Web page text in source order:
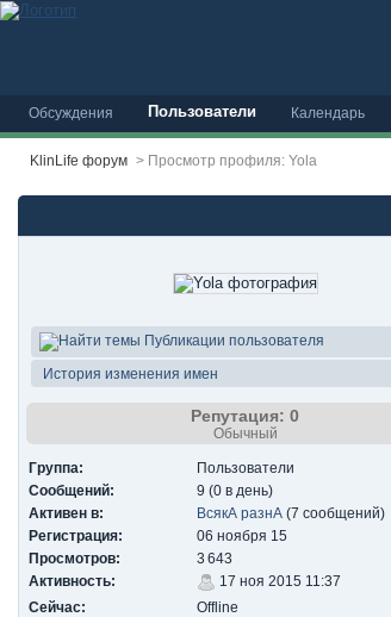
Обсуждения Пользователи Календарь
KlinLife форум > Просмотр профиля: Yola
Публикации пользователя
История изменения имен
Репутация: 0
Обычный
Группа:
Пользователи
Сообщений:
9 (0 в день)
Активен в:
ВсякА разнА (7 сообщений)
Регистрация:
06 ноября 15
Просмотров:
3 643
Активность:
17 ноя 2015 11:37
Сейчас:
Offline